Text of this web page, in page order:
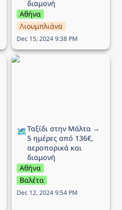
διαμονή
Αθήνα
Λιουμπλιάνα
Dec 15, 2024 9:38 PM
Ταξίδι στην Μάλτα → 5
🗺️Ταξίδι στην Μάλτα →
5 ημέρες από 136€,
αεροπορικά και
διαμονή
Αθήνα
Βαλέτα
Dec 12, 2024 9:54 PM